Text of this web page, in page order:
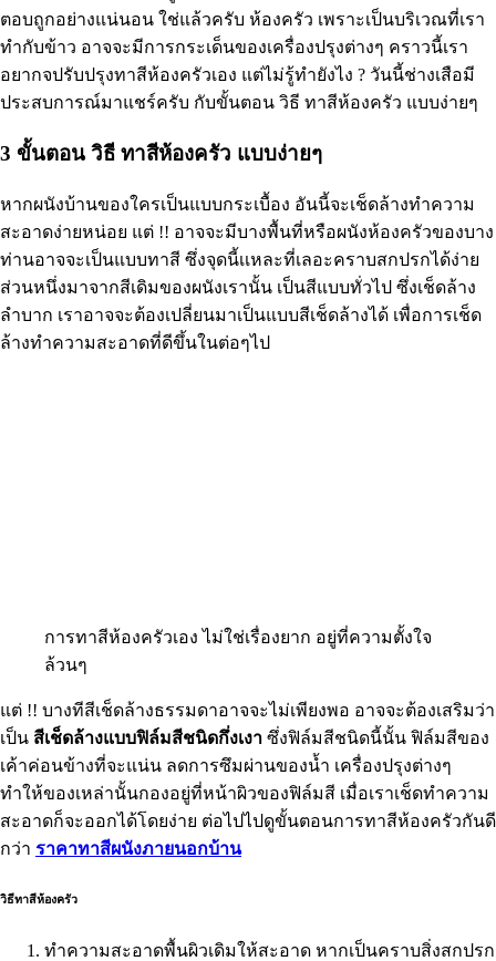
ตอบถูกอย่างแน่นอน ใช่แล้วครับ ห้องครัว เพราะเป็นบริเวณที่เรา
ทำกับข้าว อาจจะมีการกระเด็นของเครื่องปรุงต่างๆ คราวนี้เรา
อยากจปรับปรุงทาสีห้องครัวเอง แต่ไม่รู้ทำยังไง ? วันนี้ช่างเสือมี
ประสบการณ์มาแชร์ครับ กับขั้นตอน วิธี ทาสีห้องครัว แบบง่ายๆ
3 ขั้นตอน วิธี ทาสีห้องครัว แบบง่ายๆ
หากผนังบ้านของใครเป็นแบบกระเบื้อง อันนี้จะเช็ดล้างทำความ
สะอาดง่ายหน่อย แต่ !! อาจจะมีบางพื้นที่หรือผนังห้องครัวของบาง
ท่านอาจจะเป็นแบบทาสี ซึ่งจุดนี้เเหละที่เลอะคราบสกปรกได้ง่าย
ส่วนหนึ่งมาจากสีเดิมของผนังเรานั้น เป็นสีแบบทั่วไป ซึ่งเช็ดล้าง
ลำบาก เราอาจจะต้องเปลี่ยนมาเป็นแบบสีเช็ดล้างได้ เพื่อการเช็ด
ล้างทำความสะอาดที่ดีขึ้นในต่อๆไป
การทาสีห้องครัวเอง ไม่ใช่เรื่องยาก อยู่ที่ความตั้งใจ
ล้วนๆ
แต่ !! บางทีสีเช็ดล้างธรรมดาอาจจะไม่เพียงพอ อาจจะต้องเสริมว่า
เป็น สีเช็ดล้างแบบฟิล์มสีชนิดกึ่งเงา ซึ่งฟิล์มสีชนิดนี้นั้น ฟิล์มสีของ
เค้าค่อนข้างที่จะแน่น ลดการซึมผ่านของน้ำ เครื่องปรุงต่างๆ
ทำให้ของเหล่านั้นกองอยู่ที่หน้าผิวของฟิล์มสี เมื่อเราเช็ดทำความ
สะอาดก็จะออกได้โดยง่าย ต่อไปไปดูขั้นตอนการทาสีห้องครัวกันดี
กว่า ราคาทาสีผนังภายนอกบ้าน
วิธีทาสีห้องครัว
ทำความสะอาดพื้นผิวเดิมให้สะอาด หากเป็นคราบสิ่งสกปรก